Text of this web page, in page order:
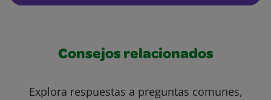
Consejos relacionados
Explora respuestas a preguntas comunes,